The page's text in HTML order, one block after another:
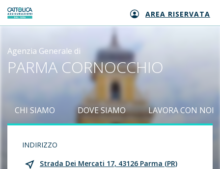
Generali logo AREA RISERVATA
Agenzia Generale di
PARMA CORNOCCHIO
CHI SIAMO DOVE SIAMO LAVORA CON NOI
INDIRIZZO
Strada Dei Mercati 17, 43126 Parma (PR)